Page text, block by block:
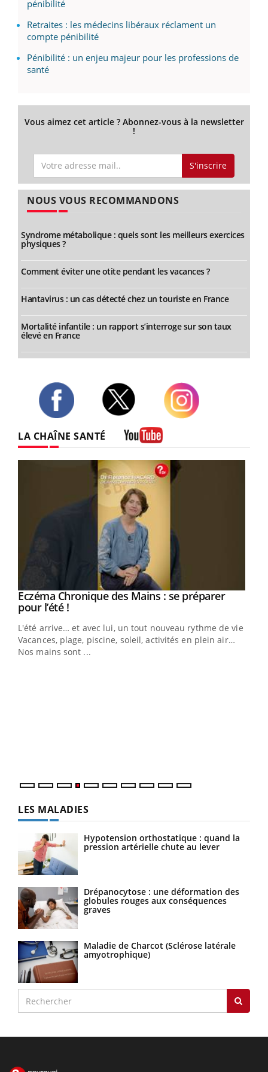
pénibilité
Retraites : les médecins libéraux réclament un
compte pénibilité
Pénibilité : un enjeu majeur pour les professions de
santé
Vous aimez cet article ? Abonnez-vous à la newsletter
!
S'inscrire
NOUS VOUS RECOMMANDONS
Syndrome métabolique : quels sont les meilleurs exercices
physiques ?
Comment éviter une otite pendant les vacances ?
Hantavirus : un cas détecté chez un touriste en France
Mortalité infantile : un rapport s’interroge sur son taux
élevé en France
LA CHAÎNE SANTÉ
Youtube
Eczéma Chronique des Mains : se préparer
pour l’été !Youtube
L'été arrive… et avec lui, un tout nouveau rythme de vie !
Vacances, plage, piscine, soleil, activités en plein air…
Nos mains sont ...
LES MALADIES
Hypotension orthostatique : quand la
pression artérielle chute au lever
Drépanocytose : une déformation des
globules rouges aux conséquences
graves
Maladie de Charcot (Sclérose latérale
amyotrophique)